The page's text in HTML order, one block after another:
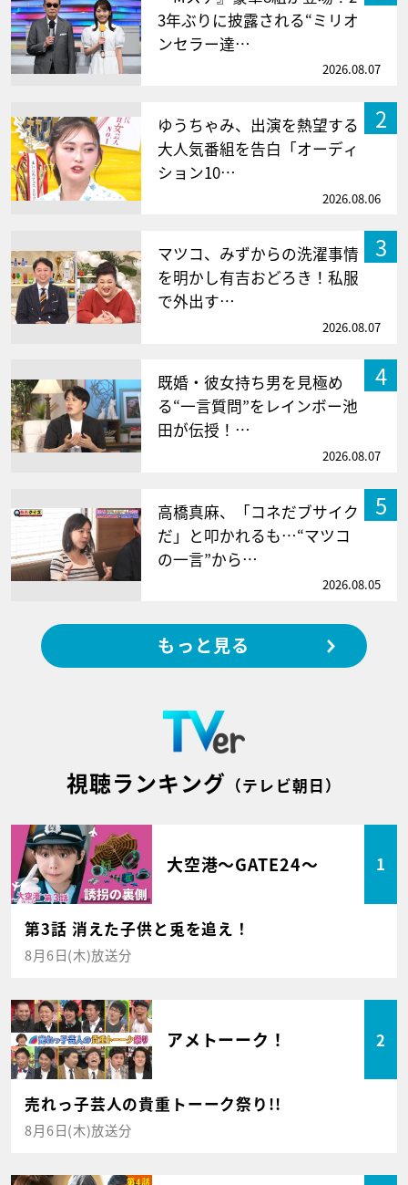
3年ぶりに披露される“ミリオ
ンセラー達…
2026.08.07
2
ゆうちゃみ、出演を熱望する
大人気番組を告白「オーディ
ション10…
2026.08.06
3
マツコ、みずからの洗濯事情
を明かし有吉おどろき！私服
で外出す…
2026.08.07
4
既婚・彼女持ち男を見極め
る“一言質問”をレインボー池
田が伝授！…
2026.08.07
5
高橋真麻、「コネだブサイク
だ」と叩かれるも…“マツコ
の一言”から…
2026.08.05
もっと見る
視聴ランキング （テレビ朝日）
大空港～GATE24～ 1
第3話 消えた子供と兎を追え！
8月6日(木)放送分
アメトーーク！ 2
売れっ子芸人の貴重トーーク祭り!!
8月6日(木)放送分